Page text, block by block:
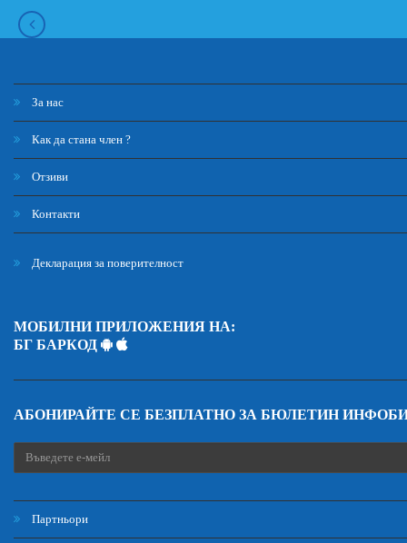
За нас
Как да стана член ?
Отзиви
Контакти
Декларация за поверителност
МОБИЛНИ ПРИЛОЖЕНИЯ НА:
БГ БАРКОД
АБОНИРАЙТЕ СЕ БЕЗПЛАТНО ЗА БЮЛЕТИН
Партньори